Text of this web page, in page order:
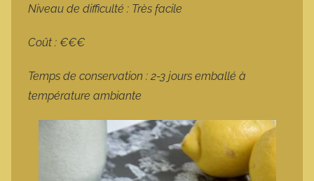
Niveau de difficulté : Très facile
Coût : €€€
Temps de conservation : 2-3 jours emballé à
température ambiante